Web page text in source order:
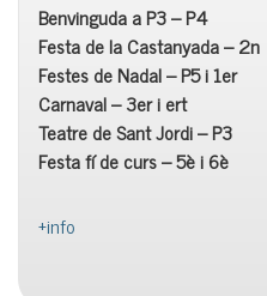
Benvinguda a P3 – P4
Festa de la Castanyada – 2n
Festes de Nadal – P5 i 1er
Carnaval – 3er i ert
Teatre de Sant Jordi – P3
Festa fí de curs – 5è i 6è
+info